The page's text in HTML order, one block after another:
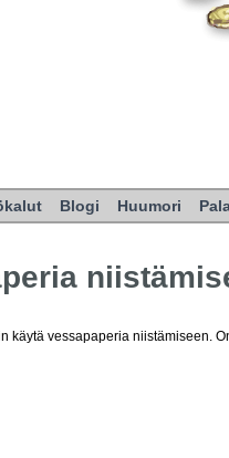
Blogi Huumori
käytä vessapaperia niistämiseen.